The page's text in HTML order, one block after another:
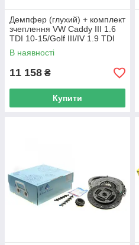
Демпфер (глухий) + комплект
зчеплення VW Caddy III 1.6
TDI 10-15/Golf III/IV 1.9 TDI
95-06 KAWE DMV166M UA62
В наявності
11 158 ₴
Купити